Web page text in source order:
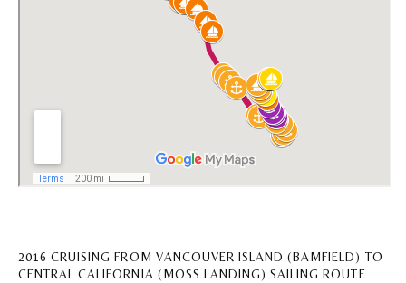
2016 CRUISING FROM VANCOUVER ISLAND (BAMFIELD) TO
CENTRAL CALIFORNIA (MOSS LANDING) SAILING ROUTE